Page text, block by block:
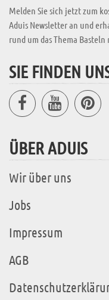
Melden Sie sich jetzt zum
Aduis Newsletter an und
rund um das Thema
SIE FINDEN
ÜBER ADUIS
Wir über uns
Jobs
Impressum
AGB